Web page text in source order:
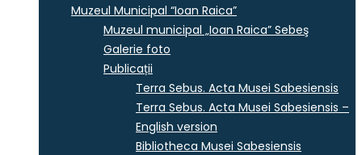
Muzeul Municipal “Ioan Raica”
Muzeul municipal „Ioan Raica” Sebeş
Galerie foto
Publicații
Terra Sebus. Acta Musei Sabesiensis
Terra Sebus. Acta Musei Sabesiensis –
English version
Bibliotheca Musei Sabesiensis